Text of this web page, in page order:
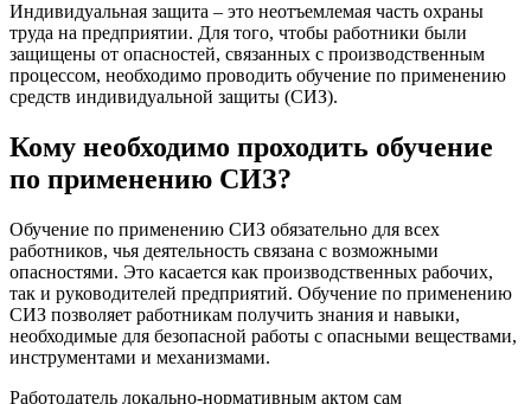
Индивидуальная защита – это неотъемлемая часть охраны
труда на предприятии. Для того, чтобы работники были
защищены от опасностей, связанных с производственным
процессом, необходимо проводить обучение по применению
средств индивидуальной защиты (СИЗ).
Кому необходимо проходить обучение
по применению СИЗ?
Обучение по применению СИЗ обязательно для всех
работников, чья деятельность связана с возможными
опасностями. Это касается как производственных рабочих,
так и руководителей предприятий. Обучение по применению
СИЗ позволяет работникам получить знания и навыки,
необходимые для безопасной работы с опасными веществами,
инструментами и механизмами.
Работодатель локально-нормативным актом сам